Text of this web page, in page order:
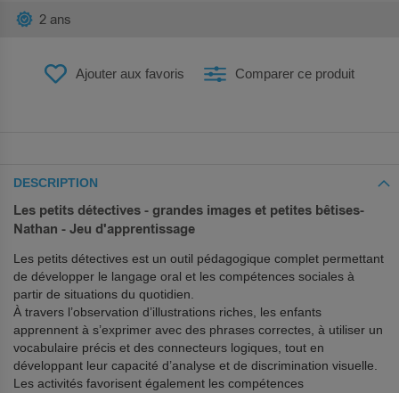
Ajouter aux favoris Comparer ce produit
2 ans
DESCRIPTION
Les petits détectives - grandes images et petites bêtises-
Nathan - Jeu d'apprentissage
Les petits détectives est un outil pédagogique complet permettant
de développer le langage oral et les compétences sociales à
partir de situations du quotidien.
À travers l’observation d’illustrations riches, les enfants
apprennent à s’exprimer avec des phrases correctes, à utiliser un
vocabulaire précis et des connecteurs logiques, tout en
développant leur capacité d’analyse et de discrimination visuelle.
Les activités favorisent également les compétences